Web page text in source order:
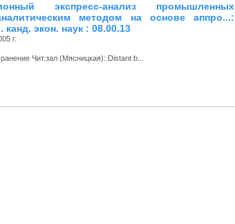
экспресс-анализ промышленных
методом на основе аппро...:
экон. наук : 08.00.13
г.
Чит.зал (Мясницкая): Distant b...